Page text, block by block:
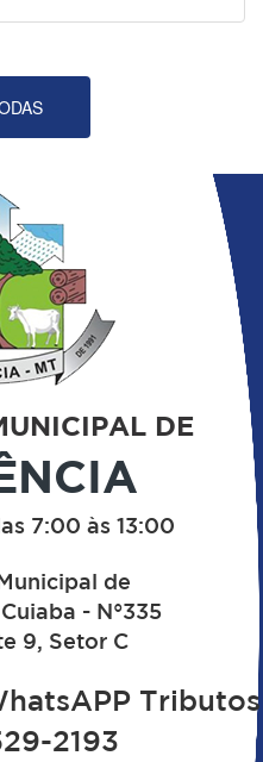
DE
7:00 às 13:00
de
- N°335
9, Setor C
Tributos
2193